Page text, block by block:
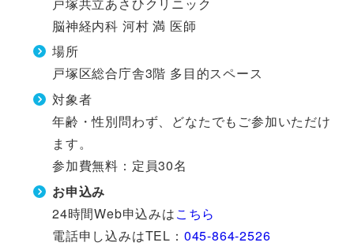
脳神経内科 河村 満 医師
場所
戸塚区総合庁舎3階 多目的スペース
対象者
年齢・性別問わず、どなたでもご参加いただけ
ます。
参加費無料：定員30名
お申込み
24時間Web申込みはこちら
電話申し込みはTEL： 045-864-2526